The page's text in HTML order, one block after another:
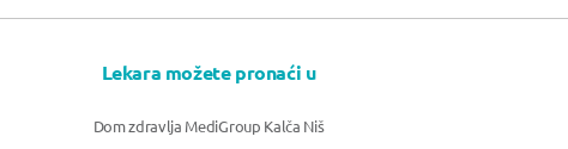
Lekara možete pronaći u
Dom zdravlja MediGroup Kalča Niš